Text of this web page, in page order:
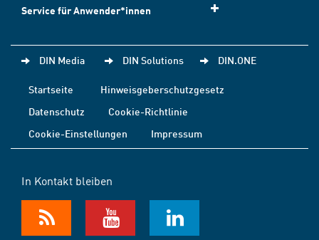
Service für Anwender*innen
DIN Media DIN Solutions DIN.ONE
Startseite
Hinweisgeberschutzgesetz
Datenschutz
Cookie-Richtlinie
Cookie-Einstellungen
Impressum
In Kontakt bleiben